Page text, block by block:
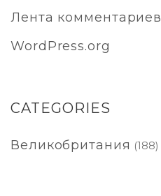
Лента комментариев
WordPress.org
CATEGORIES
Великобритания (188)